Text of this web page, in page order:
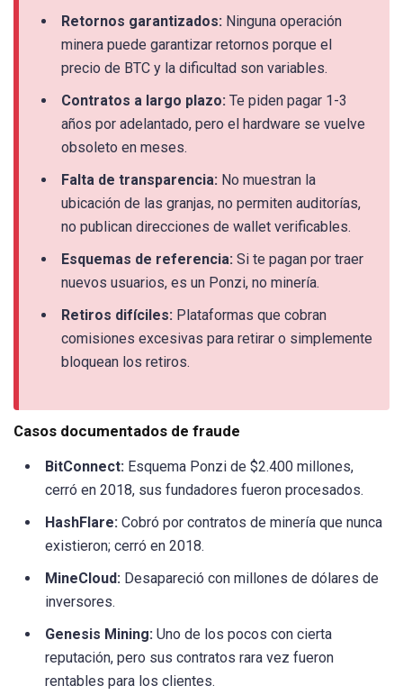
Retornos garantizados: Ninguna operación
minera puede garantizar retornos porque el
precio de BTC y la dificultad son variables.
Contratos a largo plazo: Te piden pagar 1-3
años por adelantado, pero el hardware se vuelve
obsoleto en meses.
Falta de transparencia: No muestran la
ubicación de las granjas, no permiten auditorías,
no publican direcciones de wallet verificables.
Esquemas de referencia: Si te pagan por traer
nuevos usuarios, es un Ponzi, no minería.
Retiros difíciles: Plataformas que cobran
comisiones excesivas para retirar o simplemente
bloquean los retiros.
Casos documentados de fraude
BitConnect: Esquema Ponzi de $2.400 millones,
cerró en 2018, sus fundadores fueron procesados.
HashFlare: Cobró por contratos de minería que nunca
existieron; cerró en 2018.
MineCloud: Desapareció con millones de dólares de
inversores.
Genesis Mining: Uno de los pocos con cierta
reputación, pero sus contratos rara vez fueron
rentables para los clientes.